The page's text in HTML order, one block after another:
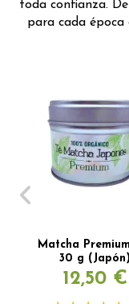
toda confianza.
para cada época
Matcha
30 g (Japón)
12,50 €